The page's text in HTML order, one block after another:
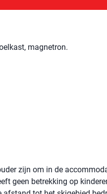
magnetron.
zijn om in de
geen betrekking op